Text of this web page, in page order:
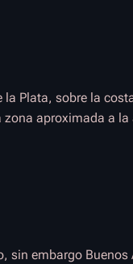
Plata, sobre la
zona aproximada a la
sin embargo Buenos